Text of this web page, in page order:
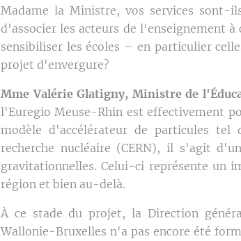
Madame la Ministre, vos services sont-
d'associer les acteurs de l'enseignement
sensibiliser les écoles – en particulier
projet d'envergure?
Mme Valérie Glatigny, Ministre de
l'Euregio Meuse-Rhin est effectivement
modèle d'accélérateur de particules tel
recherche nucléaire (CERN), il s'agit
gravitationnelles. Celui-ci représente un
région et bien au-delà.
À ce stade du projet, la Direction
Wallonie-Bruxelles n'a pas encore été